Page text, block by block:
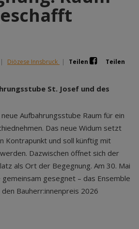
| Diözese Innsbruck | Teilen
Teilen
St. Josef und des
Aufbahrungsstube Raum für ein
Das neue Widum setzt
Kontrapunkt und soll künftig mit
Dazwischen öffnet sich der
als Ort der Begegnung. Am 30. Mai
gesegnet – das Ensemble
Bauherr:innenpreis 2026